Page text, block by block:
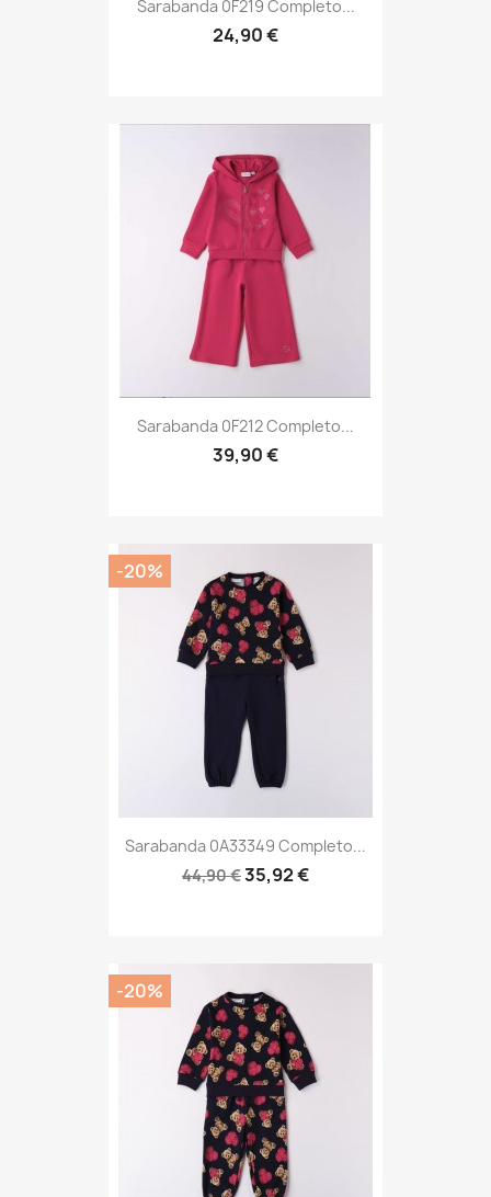
Sarabanda 0F219 Completo...
24,90 €
Sarabanda 0F212 Completo...
39,90 €
Sarabanda 0A33349 Completo...
44,90 €35,92 €
-20%
-20%